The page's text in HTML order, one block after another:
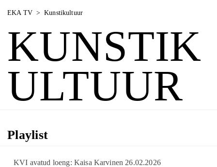
EKA TV > Kunstikultuur
KUNSTIK
ULTUUR
Playlist
KVI avatud loeng: Kaisa Karvinen 26.02.2026